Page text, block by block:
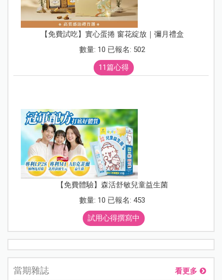
【免費試吃】實心蛋捲 窗花綻放｜彌月禮盒
數量: 10 已報名: 502
11篇心得
【免費體驗】森活舒敏兒童益生菌
數量: 10 已報名: 453
試用心得撰寫中
當期雜誌 看更多